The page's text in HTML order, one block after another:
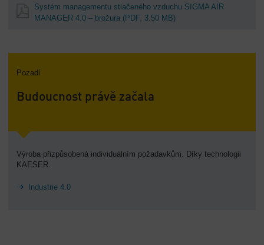
Systém managementu stlačeného vzduchu SIGMA AIR
MANAGER 4.0 – brožura (PDF, 3.50 MB)
Pozadí
Budoucnost právě začala
Výroba přizpůsobená individuálním požadavkům. Díky technologii
KAESER.
Industrie 4.0